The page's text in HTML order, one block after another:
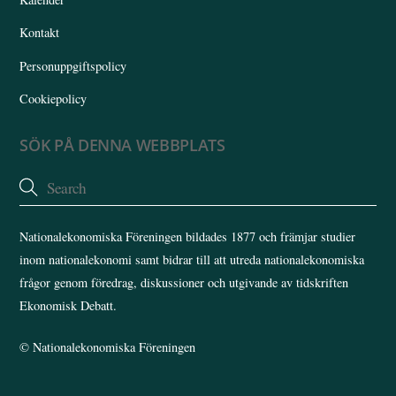
Kontakt
Personuppgiftspolicy
Cookiepolicy
SÖK PÅ DENNA WEBBPLATS
Nationalekonomiska Föreningen bildades 1877 och främjar studier
inom nationalekonomi samt bidrar till att utreda nationalekonomiska
frågor genom föredrag, diskussioner och utgivande av tidskriften
Ekonomisk Debatt.
©Nationalekonomiska Föreningen